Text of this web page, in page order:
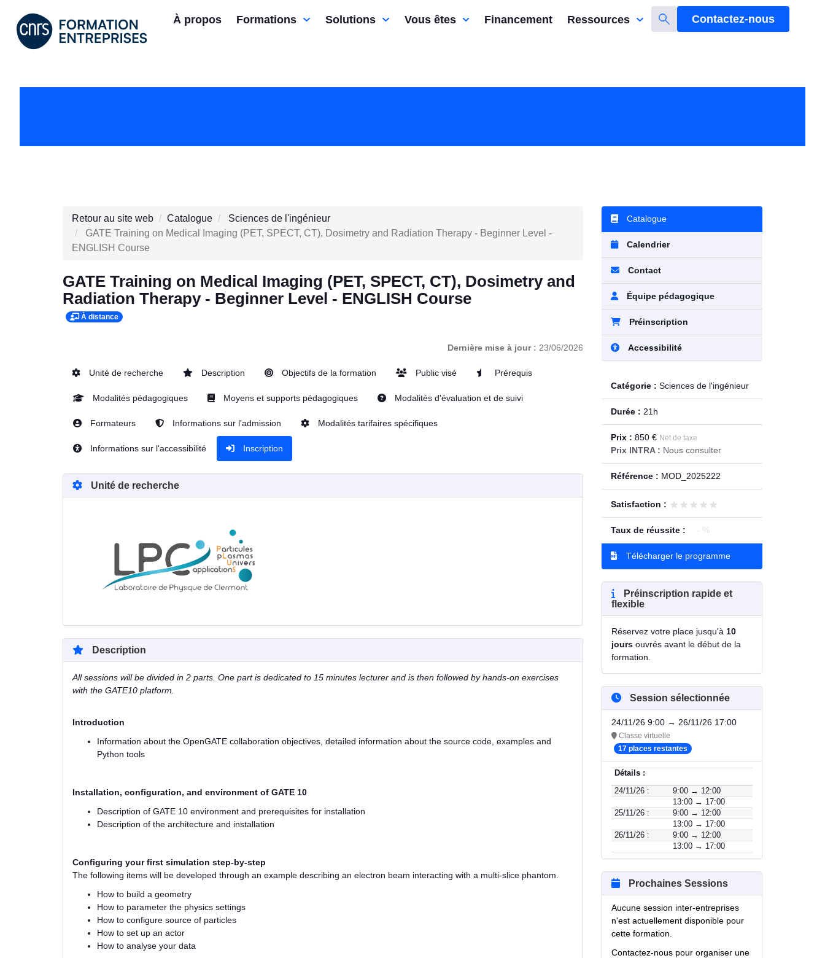
À propos Formations Solutions Vous êtes Financement Ressources Contactez-nous
Retour au site web Catalogue
Sciences de l'ingénieur
GATE Training on Medical Imaging (PET, SPECT, CT), Dosimetry and Radiation Therapy - Beginner Level -
ENGLISH Course
GATE Training on Medical Imaging (PET, SPECT, CT), Dosimetry and
Radiation Therapy - Beginner Level - ENGLISH Course
À distance
Dernière mise à jour : 23/06/2026
Unité de recherche Description Objectifs de la formation Public visé Prérequis
Modalités pédagogiques Moyens et supports pédagogiques Modalités d'évaluation et de suivi
Formateurs Informations sur l'admission Modalités tarifaires spécifiques
Informations sur l'accessibilité Inscription
Unité de recherche
Description
All sessions will be divided in 2 parts. One part is dedicated to 15 minutes lecturer and is then followed by hands-on exercises
with the GATE10 platform.
Introduction
Information about the OpenGATE collaboration objectives, detailed information about the source code, examples and
Python tools
Installation, configuration, and environment of GATE 10
Description of GATE 10 environment and prerequisites for installation
Description of the architecture and installation
Configuring your first simulation step-by-step
The following items will be developed through an example describing an electron beam interacting with a multi-slice phantom.
How to build a geometry
How to parameter the physics settings
How to configure source of particles
How to set up an actor
How to analyse your data
Catalogue
Calendrier
Contact
Équipe pédagogique
Préinscription
Accessibilité
Catégorie : Sciences de l'ingénieur
Durée : 21h
Prix : 850 € Net de taxe
Prix INTRA : Nous consulter
Référence : MOD_2025222
Satisfaction : ★★★★★
★★★★★
Taux de réussite : - %
Télécharger le programme
Préinscription rapide et
flexible
Réservez votre place jusqu'à 10
joursouvrés avant le début de la
formation.
Session sélectionnée
24/11/26 9:00 → 26/11/26 17:00
Classe virtuelle
17 places restantes
Détails :
24/11/26 :
9:00 → 12:00
13:00 → 17:00
25/11/26 :
9:00 → 12:00
13:00 → 17:00
26/11/26 :
9:00 → 12:00
13:00 → 17:00
Prochaines Sessions
Aucune session inter-entreprises
n'est actuellement disponible pour
cette formation.
Contactez-nous pour organiser une